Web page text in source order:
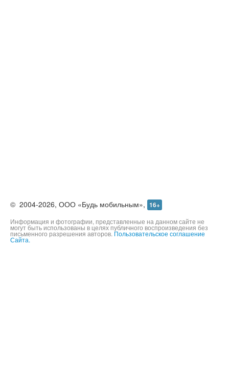
© 2004-2026, ООО «Будь мобильным», 16+
Информация и фотографии, представленные на данном сайте не
могут быть использованы в целях публичного воспроизведения без
письменного разрешения авторов. Пользовательское соглашение
Сайта.